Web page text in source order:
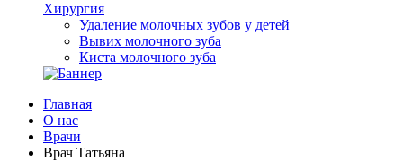
Хирургия
Удаление молочных зубов у детей
Вывих молочного зуба
Киста молочного зуба
Главная
О нас
Врачи
Врач Татьяна